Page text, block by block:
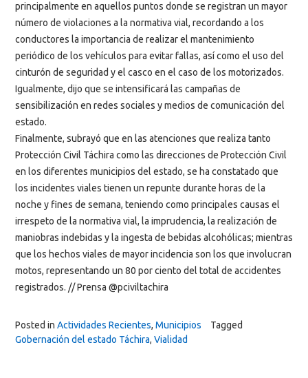
principalmente en aquellos puntos donde se registran un mayor
número de violaciones a la normativa vial, recordando a los
conductores la importancia de realizar el mantenimiento
periódico de los vehículos para evitar fallas, así como el uso del
cinturón de seguridad y el casco en el caso de los motorizados.
Igualmente, dijo que se intensificará las campañas de
sensibilización en redes sociales y medios de comunicación del
estado.
Finalmente, subrayó que en las atenciones que realiza tanto
Protección Civil Táchira como las direcciones de Protección Civil
en los diferentes municipios del estado, se ha constatado que
los incidentes viales tienen un repunte durante horas de la
noche y fines de semana, teniendo como principales causas el
irrespeto de la normativa vial, la imprudencia, la realización de
maniobras indebidas y la ingesta de bebidas alcohólicas; mientras
que los hechos viales de mayor incidencia son los que involucran
motos, representando un 80 por ciento del total de accidentes
registrados. // Prensa @pciviltachira
Posted in Actividades Recientes, Municipios
Tagged
Gobernación del estado Táchira, Vialidad